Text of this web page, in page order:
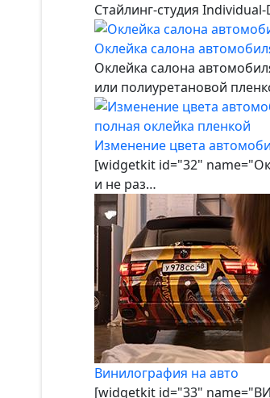
Стайлинг-студия
Оклейка салона
Оклейка салона
или полиуретановой
Изменение цвета
[widgetkit id="32"
и не раз…
Винилография на авто
[widgetkit id="33"